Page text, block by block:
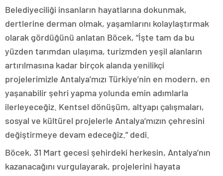
Belediyeciliği insanların hayatlarına dokunmak,
dertlerine derman olmak, yaşamlarını kolaylaştırmak
olarak gördüğünü anlatan Böcek, “İşte tam da bu
yüzden tarımdan ulaşıma, turizmden yeşil alanların
artırılmasına kadar birçok alanda yenilikçi
projelerimizle Antalya’mızı Türkiye’nin en modern, en
yaşanabilir şehri yapma yolunda emin adımlarla
ilerleyeceğiz. Kentsel dönüşüm, altyapı çalışmaları,
sosyal ve kültürel projelerle Antalya’mızın çehresini
değiştirmeye devam edeceğiz.” dedi.
Böcek, 31 Mart gecesi şehirdeki herkesin, Antalya’nın
kazanacağını vurgulayarak, projelerini hayata